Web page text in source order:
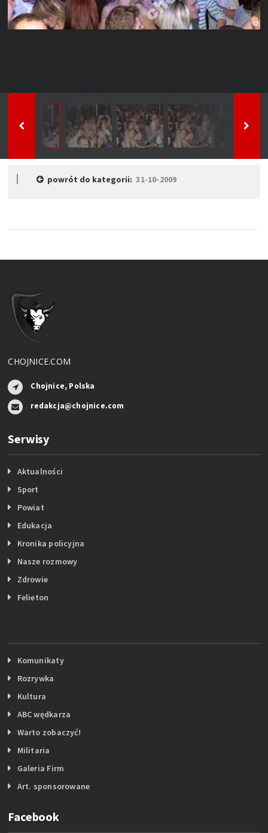
powrót do kategorii:31-10-2009
CHOJNICE.COM
Chojnice, Polska
redakcja@chojnice.com
Serwisy
Aktualności
Sport
Powiat
Edukacja
Kronika policyjna
Nasze rozmowy
Zdrowie
Felieton
Komunikaty
Rozrywka
Kultura
ABC wędkarza
Warto zobaczyć!
Militaria
Galeria Firm
Art. sponsorowane
Facebook